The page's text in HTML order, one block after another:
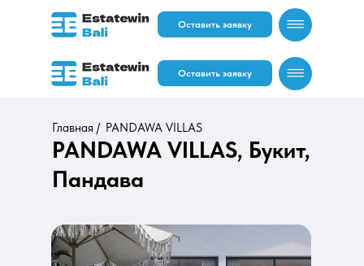
RU EN
Оставить заявку
RU EN
Оставить заявку
Главная / PANDAWA VILLAS
PANDAWA VILLAS, Букит,
Пандава